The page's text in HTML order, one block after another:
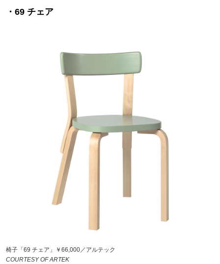
・69 チェア
椅子「69 チェア」￥66,000／アルテック
COURTESY OF ARTEK